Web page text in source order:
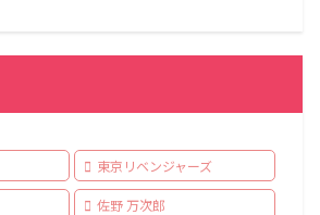
東京リベンジャーズ
佐野 万次郎